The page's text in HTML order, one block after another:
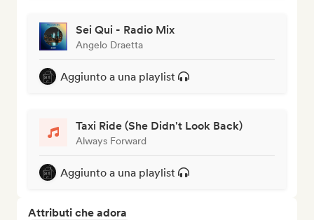
Sei Qui - Radio Mix
Angelo Draetta
Aggiunto a una playlist
Taxi Ride (She Didn't Look Back)
Always Forward
Aggiunto a una playlist
Attributi che adora